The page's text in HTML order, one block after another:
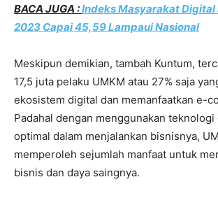
BACA JUGA :Indeks Masyarakat Digital
2023 Capai 45,59 Lampaui Nasional
Meskipun demikian, tambah Kuntum,
17,5 juta pelaku UMKM atau 27% saja
ekosistem digital dan memanfaatkan e-
Padahal dengan menggunakan
optimal dalam menjalankan bisnisnya,
memperoleh sejumlah manfaat untuk
bisnis dan daya saingnya.